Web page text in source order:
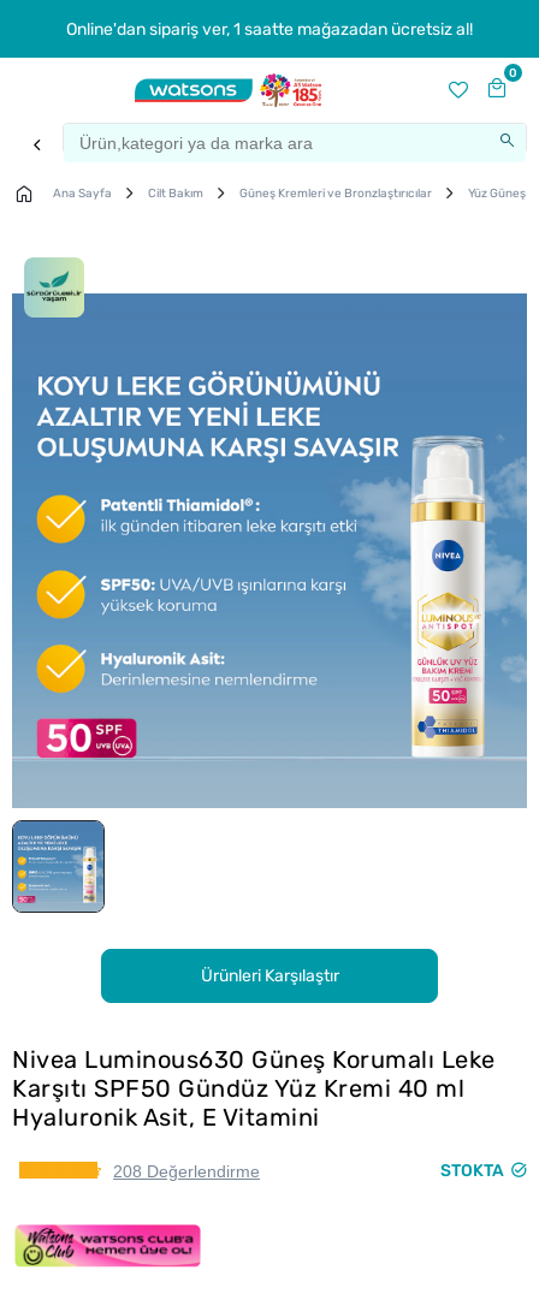
Online'dan sipariş ver, 1 saatte mağazadan ücretsiz al!
0
Ana Sayfa Cilt Bakım Güneş Kremleri ve Bronzlaştırıcılar Yüz Güneş
Ürünleri Karşılaştır
Nivea Luminous630 Güneş Korumalı Leke
Karşıtı SPF50 Gündüz Yüz Kremi 40 ml
Hyaluronik Asit, E Vitamini
208 Değerlendirme STOKTA